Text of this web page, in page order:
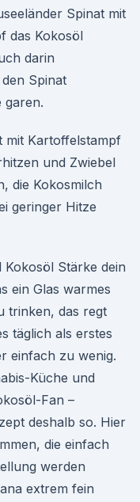
Spinat mit
das Kokosöl
darin
Spinat
garen.
mit Kartoffelstampf
und Zwiebel
die Kokosmilch
geringer Hitze
Stärke dein
ein Glas warmes
trinken, das regt
täglich als erstes
einfach zu wenig.
Küche und
Fan –
deshalb so. Hier
die einfach
werden
extrem fein